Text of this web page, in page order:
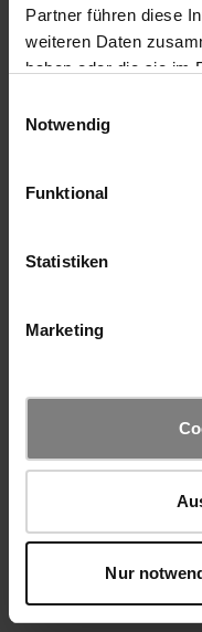
Partner führen diese
weiteren Daten
haben oder die sie im
Notwendig
Funktional
Statistiken
Marketing
Nur